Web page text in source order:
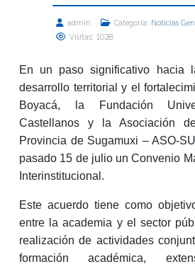
admin Categoría: Noticias
Visitas: 1028
En un paso significativo hacia
desarrollo territorial y el
Boyacá, la Fundación
Castellanos y la Asociación
Provincia de Sugamuxi – ASO-
pasado 15 de julio un Convenio
Interinstitucional.
Este acuerdo tiene como
entre la academia y el sector
realización de actividades
formación académica,